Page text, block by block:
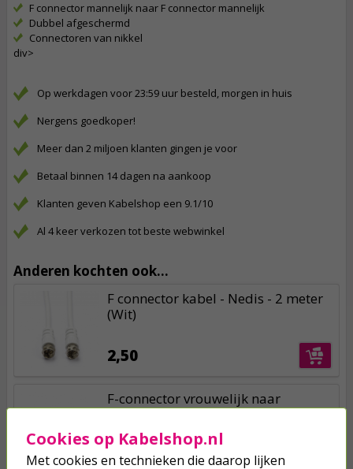
F connector mannelijk naar F connector mannelijk
Dubbel afgeschermd
Connectoren van nikkel
div>
Op werkdagen voor 23:59 uur besteld, morgen in huis
Nergens goedkoper!
Meer dan 2 miljoen klanten gingen je voor
Betaal binnen 14 dagen na aankoop
Klanten geven Kabelshop een 9.1/10
Al 4 keer verkozen tot beste webwinkel
Anderen kochten ook...
F connector kabel - Nedis - 2 meter
(Wit)
2,50
F-connector vrouwelijk naar
vrouwelijk - Nedis
1,50
Cookies op Kabelshop.nl
Met cookies en technieken die daarop lijken